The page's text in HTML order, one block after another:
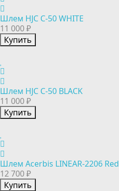
Шлем HJC C-50 WHITE
11 000 ₽
Купить
Шлем HJC C-50 BLACK
11 000 ₽
Купить
Шлем Acerbis LINEAR-2206 Red
12 700 ₽
Купить